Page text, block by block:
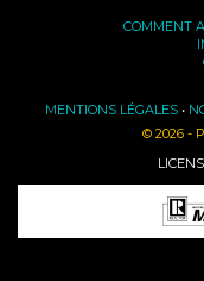
COMMENT
MENTIONS LÉGALES•
© 2026 -